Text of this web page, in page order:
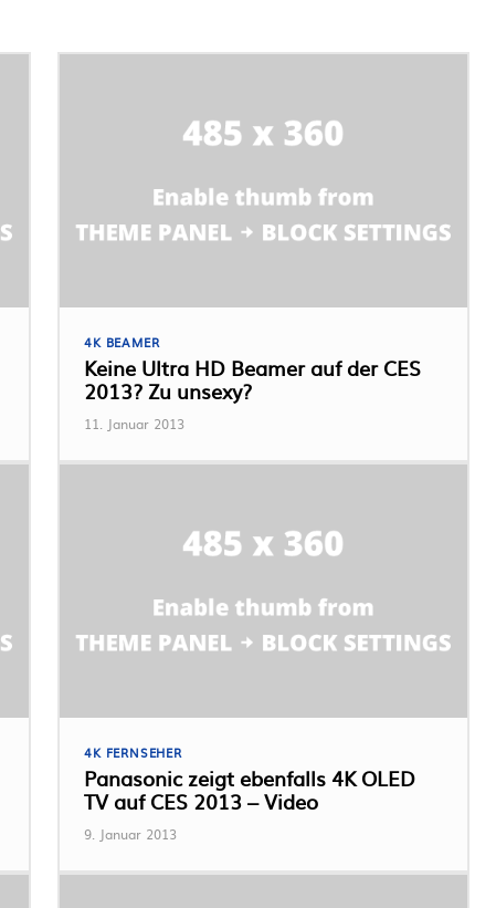
4K BEAMER
Keine Ultra HD Beamer auf der CES
2013? Zu unsexy?
11. Januar 2013
4K FERNSEHER
Panasonic zeigt ebenfalls 4K OLED
TV auf CES 2013 – Video
9. Januar 2013